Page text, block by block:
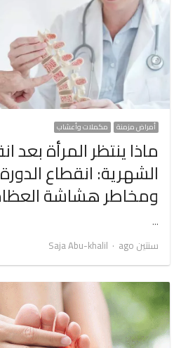
أمراض مزمنة مكملات وأعشاب
ماذا ينتظر المرأة بعد
الشهرية: انقطاع
ومخاطر هشاشة
…
سنتين ago
Author
Saja Abu-khalil